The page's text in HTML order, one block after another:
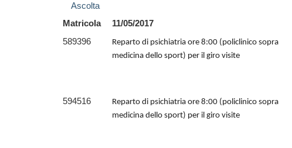
Ascolta
Matricola
11/05/2017
589396
Reparto di psichiatria ore 8:00 (policlinico sopra
medicina dello sport) per il giro visite
594516
Reparto di psichiatria ore 8:00 (policlinico sopra
medicina dello sport) per il giro visite